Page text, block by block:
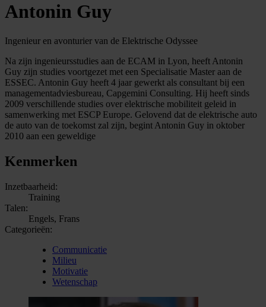
Antonin Guy
Ingenieur en avonturier van de Elektrische Odyssee
Na zijn ingenieursstudies aan de ECAM in Lyon, heeft Antonin
Guy zijn studies voortgezet met een Specialisatie Master aan de
ESSEC. Antonin Guy heeft 4 jaar gewerkt als consultant bij een
managementadviesbureau, Capgemini Consulting. Hij heeft sinds
2009 verschillende studies over elektrische mobiliteit geleid in
samenwerking met ESCP Europe. Gelovend dat de elektrische auto
de auto van de toekomst zal zijn, begint Antonin Guy in oktober
2010 aan een geweldige
Kenmerken
Inzetbaarheid:
Training
Talen:
Engels, Frans
Categorieën:
Communicatie
Milieu
Motivatie
Wetenschap